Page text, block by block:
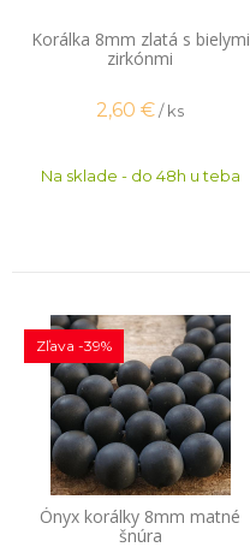
Korálka 8mm zlatá s bielymi
zirkónmi
2,60 €/ ks
Na sklade - do 48h u teba
Ónyx korálky 8mm matné
šnúra
Zľava -39%